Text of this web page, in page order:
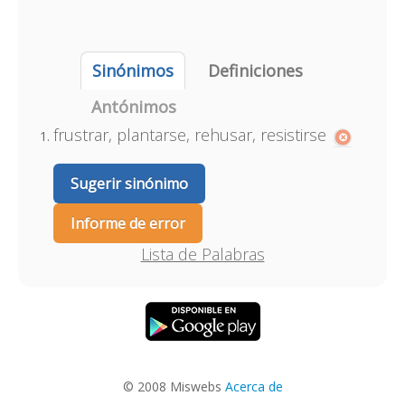
Sinónimos
Definiciones
Antónimos
frustrar, plantarse, rehusar, resistirse
Sugerir sinónimo
Informe de error
Lista de Palabras
© 2008 Miswebs Acerca de